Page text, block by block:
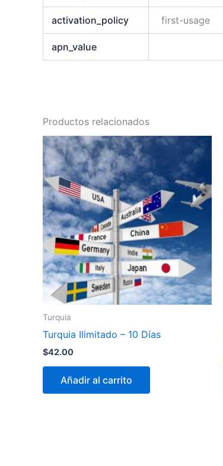
activation_policy first-usage
apn_value
Productos relacionados
Turquia
Turquia Ilimitado – 10 Días
$42.00
Añadir al carrito